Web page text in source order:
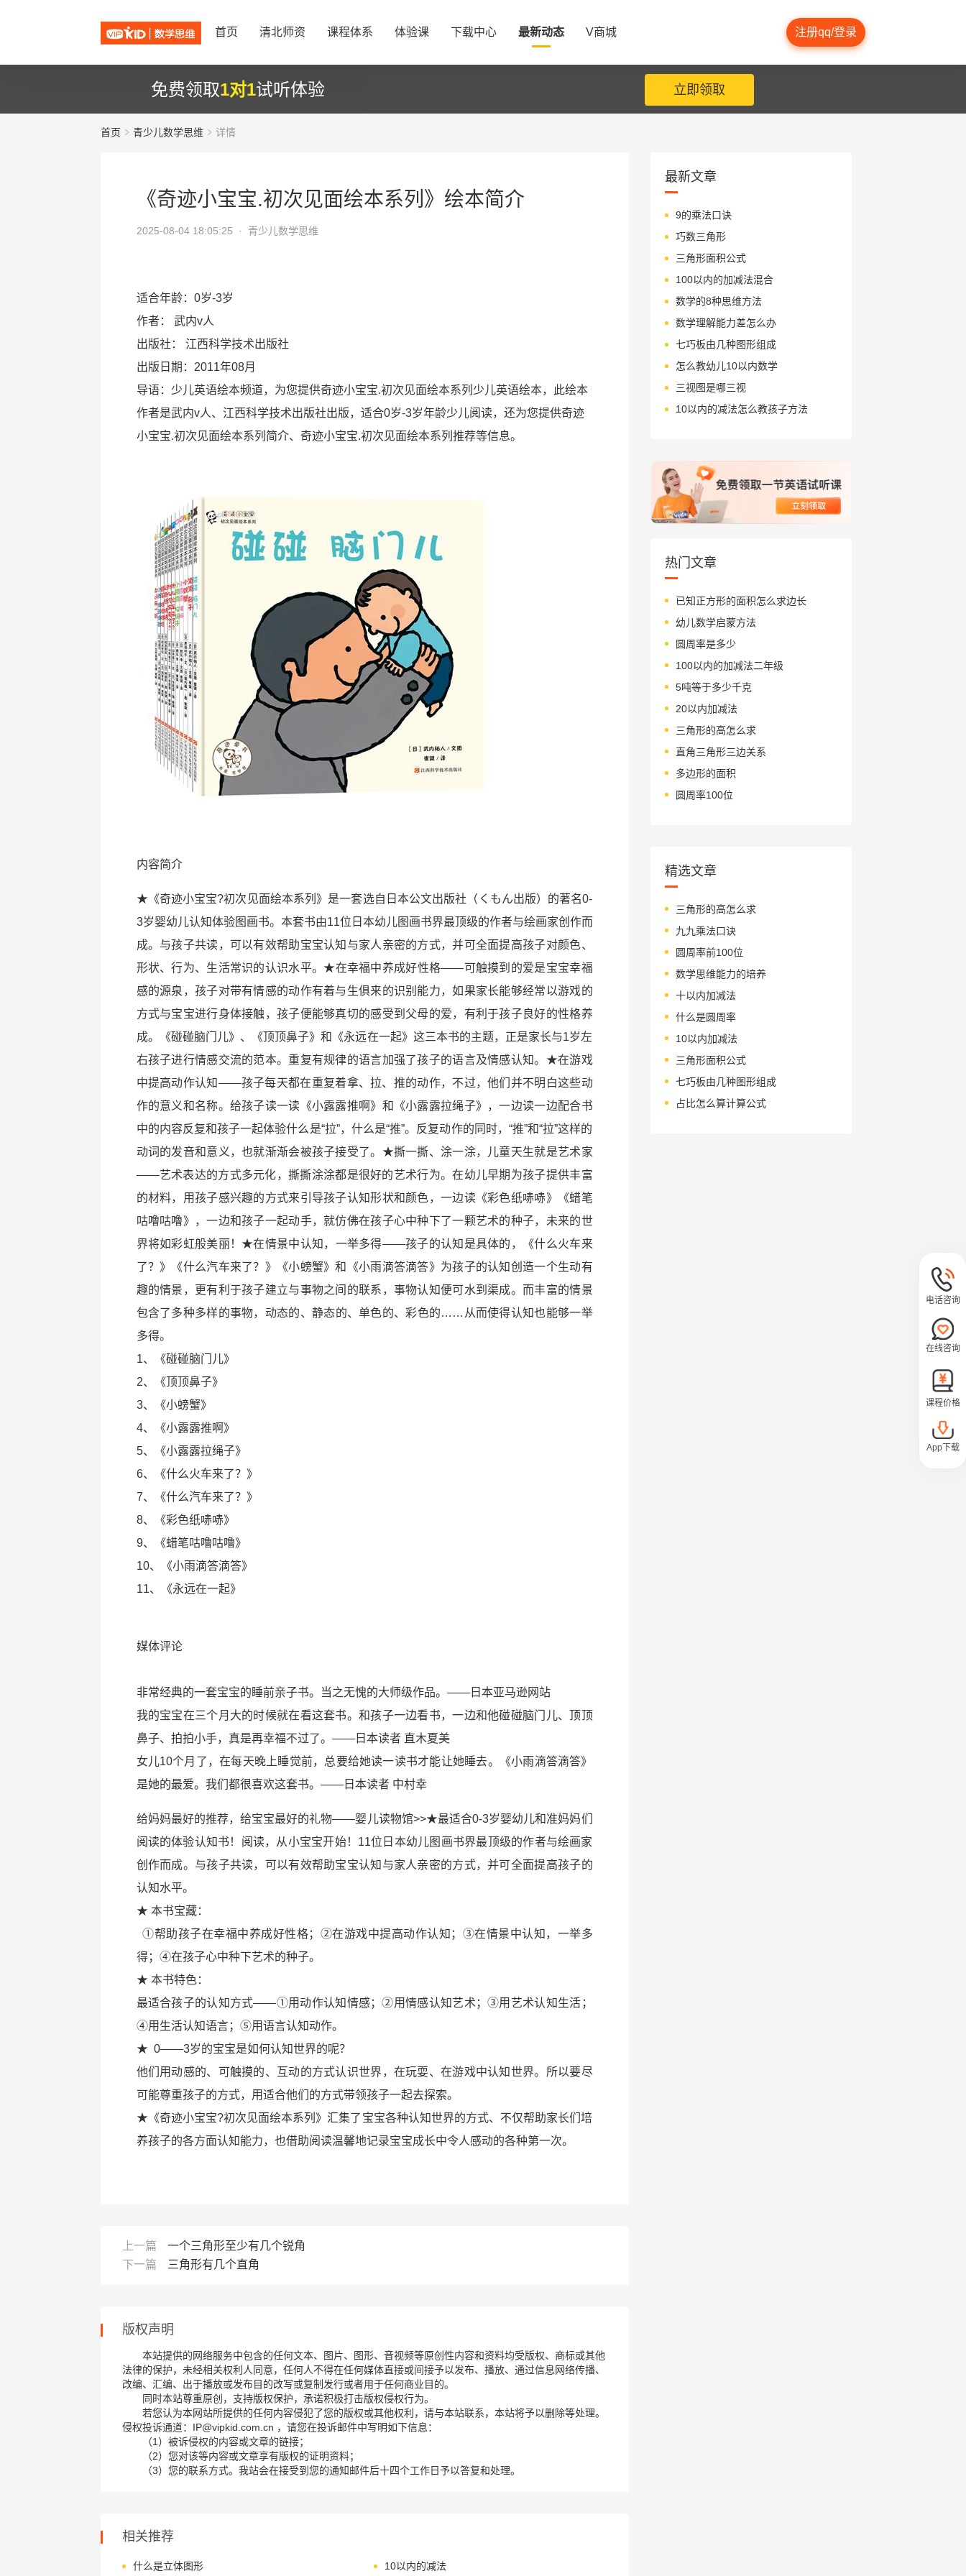
首页 清北师资 课程体系 体验课 下载中心 最新动态 V商城 注册qq/登录
免费领取1对1试听体验 立即领取
首页 青少儿数学思维 详情
《奇迹小宝宝.初次见面绘本系列》绘本简介
2025-08-04 18:05:25 · 青少儿数学思维
适合年龄：0岁-3岁
作者：
武内v人
出版社：
江西科学技术出版社
出版日期：2011年08月
导语：少儿英语绘本频道，为您提供奇迹小宝宝.初次见面绘本系列少儿英语绘本，此绘本
作者是武内v人、江西科学技术出版社出版，适合0岁-3岁年龄少儿阅读，还为您提供奇迹
小宝宝.初次见面绘本系列简介、奇迹小宝宝.初次见面绘本系列推荐等信息。
内容简介
★《奇迹小宝宝?初次见面绘本系列》是一套选自日本公文出版社（くもん出版）的著名0-
3岁婴幼儿认知体验图画书。本套书由11位日本幼儿图画书界最顶级的作者与绘画家创作而
成。与孩子共读，可以有效帮助宝宝认知与家人亲密的方式，并可全面提高孩子对颜色、
形状、行为、生活常识的认识水平。★在幸福中养成好性格——可触摸到的爱是宝宝幸福
感的源泉，孩子对带有情感的动作有着与生俱来的识别能力，如果家长能够经常以游戏的
方式与宝宝进行身体接触，孩子便能够真切的感受到父母的爱，有利于孩子良好的性格养
成。《碰碰脑门儿》、《顶顶鼻子》和《永远在一起》这三本书的主题，正是家长与1岁左
右孩子进行情感交流的范本。重复有规律的语言加强了孩子的语言及情感认知。★在游戏
中提高动作认知——孩子每天都在重复着拿、拉、推的动作，不过，他们并不明白这些动
作的意义和名称。给孩子读一读《小露露推啊》和《小露露拉绳子》，一边读一边配合书
中的内容反复和孩子一起体验什么是“拉”，什么是“推”。反复动作的同时，“推”和“拉”这样的
动词的发音和意义，也就渐渐会被孩子接受了。★撕一撕、涂一涂，儿童天生就是艺术家
——艺术表达的方式多元化，撕撕涂涂都是很好的艺术行为。在幼儿早期为孩子提供丰富
的材料，用孩子感兴趣的方式来引导孩子认知形状和颜色，一边读《彩色纸哧哧》《蜡笔
咕噜咕噜》，一边和孩子一起动手，就仿佛在孩子心中种下了一颗艺术的种子，未来的世
界将如彩虹般美丽！★在情景中认知，一举多得——孩子的认知是具体的，《什么火车来
了？》《什么汽车来了？》《小螃蟹》和《小雨滴答滴答》为孩子的认知创造一个生动有
趣的情景，更有利于孩子建立与事物之间的联系，事物认知便可水到渠成。而丰富的情景
包含了多种多样的事物，动态的、静态的、单色的、彩色的……从而使得认知也能够一举
多得。
1、《碰碰脑门儿》
2、《顶顶鼻子》
3、《小螃蟹》
4、《小露露推啊》
5、《小露露拉绳子》
6、《什么火车来了？》
7、《什么汽车来了？》
8、《彩色纸哧哧》
9、《蜡笔咕噜咕噜》
10、《小雨滴答滴答》
11、《永远在一起》
媒体评论
非常经典的一套宝宝的睡前亲子书。当之无愧的大师级作品。——日本亚马逊网站
我的宝宝在三个月大的时候就在看这套书。和孩子一边看书，一边和他碰碰脑门儿、顶顶
鼻子、拍拍小手，真是再幸福不过了。——日本读者 直木夏美
女儿10个月了，在每天晚上睡觉前，总要给她读一读书才能让她睡去。《小雨滴答滴答》
是她的最爱。我们都很喜欢这套书。——日本读者 中村幸
给妈妈最好的推荐，给宝宝最好的礼物——婴儿读物馆>>★最适合0-3岁婴幼儿和准妈妈们
阅读的体验认知书！阅读，从小宝宝开始！11位日本幼儿图画书界最顶级的作者与绘画家
创作而成。与孩子共读，可以有效帮助宝宝认知与家人亲密的方式，并可全面提高孩子的
认知水平。
★ 本书宝藏：
①帮助孩子在幸福中养成好性格；②在游戏中提高动作认知；③在情景中认知，一举多
得；④在孩子心中种下艺术的种子。
★ 本书特色：
最适合孩子的认知方式——①用动作认知情感；②用情感认知艺术；③用艺术认知生活；
④用生活认知语言；⑤用语言认知动作。
★ 0——3岁的宝宝是如何认知世界的呢？
他们用动感的、可触摸的、互动的方式认识世界，在玩耍、在游戏中认知世界。所以要尽
可能尊重孩子的方式，用适合他们的方式带领孩子一起去探索。
★《奇迹小宝宝?初次见面绘本系列》汇集了宝宝各种认知世界的方式、不仅帮助家长们培
养孩子的各方面认知能力，也借助阅读温馨地记录宝宝成长中令人感动的各种第一次。
上一篇
一个三角形至少有几个锐角
下一篇
三角形有几个直角
版权声明
本站提供的网络服务中包含的任何文本、图片、图形、音视频等原创性内容和资料均受版权、商标或其他
法律的保护，未经相关权利人同意，任何人不得在任何媒体直接或间接予以发布、播放、通过信息网络传播、
改编、汇编、出于播放或发布目的改写或复制发行或者用于任何商业目的。
同时本站尊重原创，支持版权保护，承诺积极打击版权侵权行为。
若您认为本网站所提供的任何内容侵犯了您的版权或其他权利，请与本站联系，本站将予以删除等处理。
侵权投诉通道：IP@vipkid.com.cn ，请您在投诉邮件中写明如下信息：
（1）被诉侵权的内容或文章的链接；
（2）您对该等内容或文章享有版权的证明资料；
（3）您的联系方式。我站会在接受到您的通知邮件后十四个工作日予以答复和处理。
相关推荐
什么是立体图形 10以内的减法
最新文章
9的乘法口诀
巧数三角形
三角形面积公式
100以内的加减法混合
数学的8种思维方法
数学理解能力差怎么办
七巧板由几种图形组成
怎么教幼儿10以内数学
三视图是哪三视
10以内的减法怎么教孩子方法
热门文章
已知正方形的面积怎么求边长
幼儿数学启蒙方法
圆周率是多少
100以内的加减法二年级
5吨等于多少千克
20以内加减法
三角形的高怎么求
直角三角形三边关系
多边形的面积
圆周率100位
精选文章
三角形的高怎么求
九九乘法口诀
圆周率前100位
数学思维能力的培养
十以内加减法
什么是圆周率
10以内加减法
三角形面积公式
七巧板由几种图形组成
占比怎么算计算公式
电话咨询
在线咨询
课程价格
App下载